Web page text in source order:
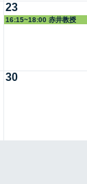
23
16:15~18:00 赤井教授
30